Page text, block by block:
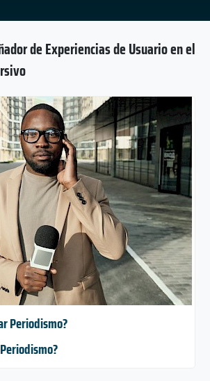
de Experiencias de Usuario en el
Periodismo?